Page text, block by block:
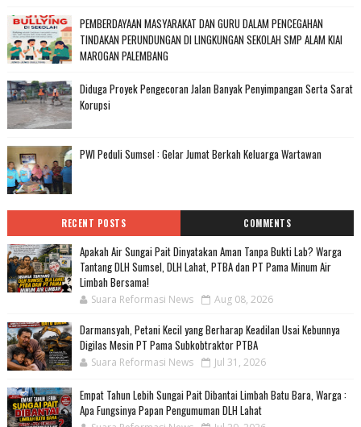
PEMBERDAYAAN MASYARAKAT DAN GURU DALAM PENCEGAHAN
TINDAKAN PERUNDUNGAN DI LINGKUNGAN SEKOLAH SMP ALAM KIAI
MAROGAN PALEMBANG
Diduga Proyek Pengecoran Jalan Banyak Penyimpangan Serta Sarat
Korupsi
PWI Peduli Sumsel : Gelar Jumat Berkah Keluarga Wartawan
RECENT POSTS COMMENTS
Apakah Air Sungai Pait Dinyatakan Aman Tanpa Bukti Lab? Warga
Tantang DLH Sumsel, DLH Lahat, PTBA dan PT Pama Minum Air
Limbah Bersama!
Suara Reformasi News Aug 08, 2026
Darmansyah, Petani Kecil yang Berharap Keadilan Usai Kebunnya
Digilas Mesin PT Pama Subkobtraktor PTBA
Suara Reformasi News Jul 31, 2026
Empat Tahun Lebih Sungai Pait Dibantai Limbah Batu Bara, Warga :
Apa Fungsinya Papan Pengumuman DLH Lahat